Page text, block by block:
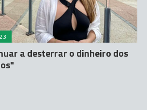
a desterrar o dinheiro dos